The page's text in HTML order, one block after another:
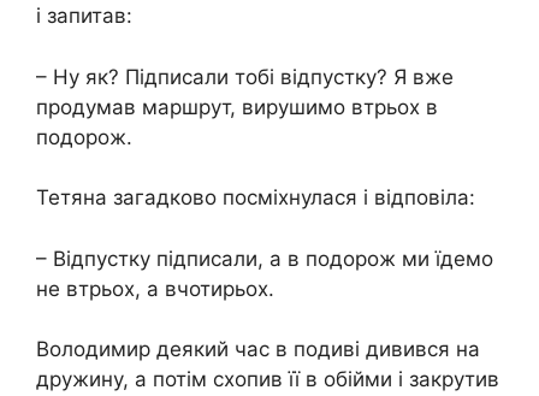
і запитав:
– Ну як? Підписали тобі відпустку? Я вже
продумав маршрут, вирушимо втрьох в
подорож.
Тетяна загадково посміхнулася і відповіла:
– Відпустку підписали, а в подорож ми їдемо
не втрьох, а вчотирьох.
Володимир деякий час в подиві дивився на
дружину, а потім схопив її в обійми і закрутив